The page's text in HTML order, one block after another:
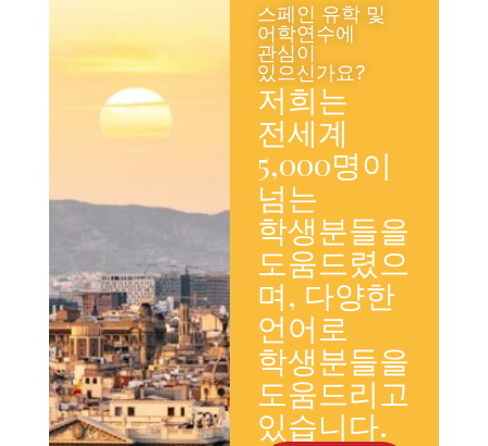
스페인 유학 및
어학연수에
관심이
있으신가요?
저희는
전세계
5,000명이
넘는
학생분들을
도움드렸으
며, 다양한
언어로
학생분들을
도움드리고
있습니다.